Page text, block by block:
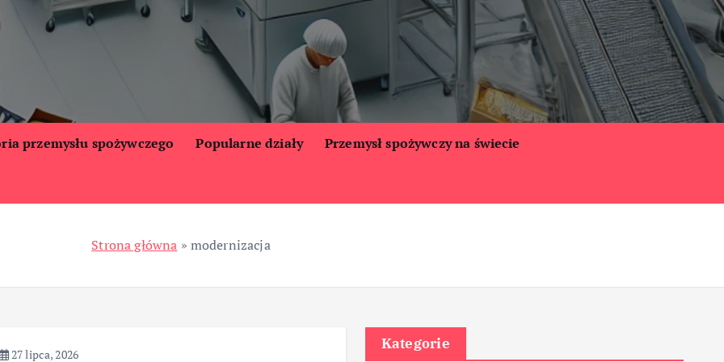
przemysłu spożywczego Popularne działy Przemysł spożywczy na świecie
Strona główna » modernizacja
27 lipca, 2026
Kategorie